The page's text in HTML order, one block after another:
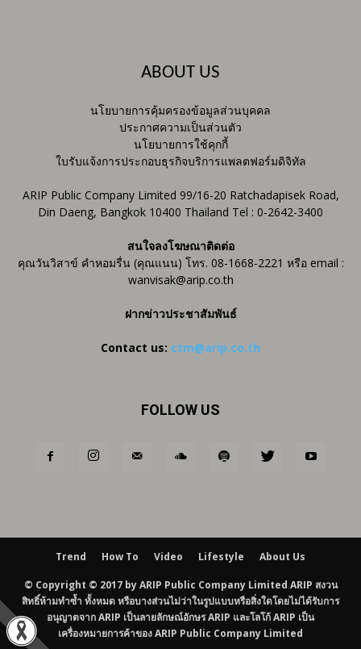
ABOUT US
นโยบายการคุ้มครองข้อมูลส่วนบุคคล
ประกาศความเป็นส่วนตัว
นโยบายการใช้คุกกี้
ใบรับแจ้งการประกอบธุรกิจบริการแพลตฟอร์มดิจิทัล
ARIP Public Company Limited 99/16-20 Ratchadapisek Road,
Din Daeng, Bangkok 10400 Thailand Tel : 0-2642-3400
สนใจลงโฆษณาติดต่อ
คุณวันวิสาข์ คำหอมรื่น (คุณแนน) โทร. 08-1668-2221 หรือ email :
wanvisak@arip.co.th
ฝากข่าวประชาสัมพันธ์
Contact us: ctm@arip.co.th
FOLLOW US
Trend How To Video Lifestyle About Us
© Copyright © 2017 by ARIP Public Company Limited ARIP สงวน
สิทธิ์ห้ามทำซ้ำ ทั้งหมด หรือบางส่วนไม่ว่าในรูปแบบหรือสิ่งใดโดยไม่ได้รับการ
อนุญาตจาก ARIP เป็นลายลักษณ์อักษร ARIP และโลโก้ ARIP เป็น
เครื่องหมายการค้าของ ARIP Public Company Limited